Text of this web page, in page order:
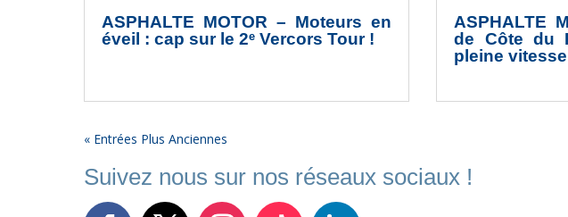
ASPHALTE MOTOR – Moteurs en
éveil : cap sur le 2ᵉ Vercors Tour !
ASPHALTE
de Côte du
pleine
« Entrées Plus Anciennes
Suivez nous sur nos réseaux sociaux !